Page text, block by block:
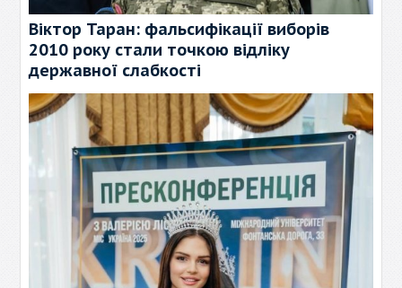
Віктор Таран: фальсифікації виборів
2010 року стали точкою відліку
державної слабкості